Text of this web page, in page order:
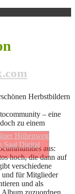
Höhen­weg
Saal Digital
Herbstbildern
– eine
zu einem
aus:
hoch, die dann auf
verschiedene
und für Mitglieder
und als
Album zuzuordnen.